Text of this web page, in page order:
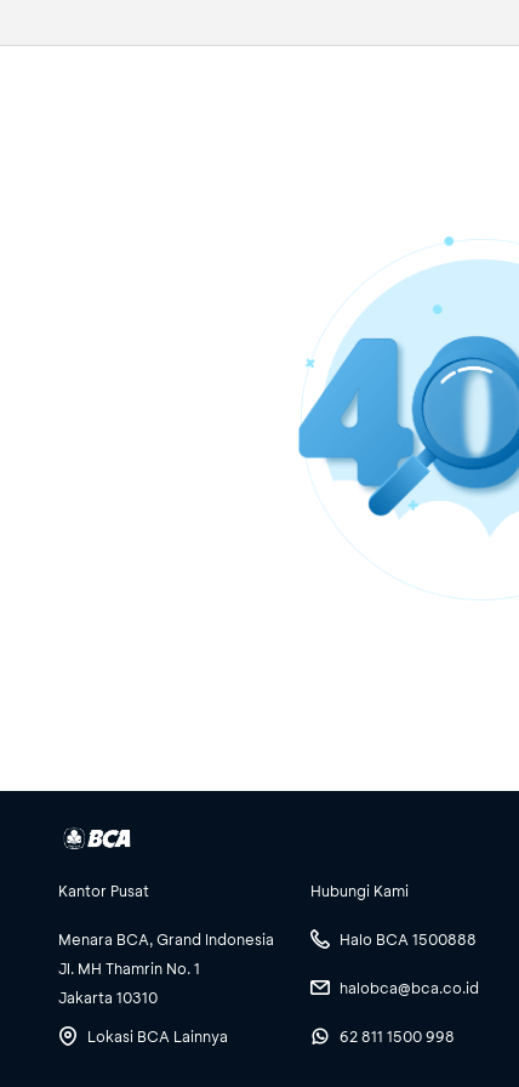
Kantor Pusat
Menara BCA, Grand Indonesia
Jl. MH Thamrin No. 1
Jakarta 10310
Lokasi BCA Lainnya
Hubungi Kami
Halo BCA 1500888
halobca@bca.co.id
62 811 1500 998